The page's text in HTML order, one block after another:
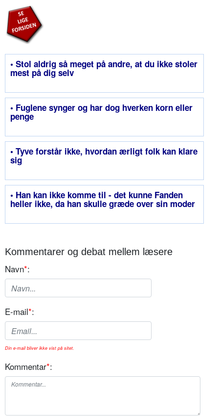
• Stol aldrig så meget på andre, at du ikke stoler
mest på dig selv
• Fuglene synger og har dog hverken korn eller
penge
• Tyve forstår ikke, hvordan ærligt folk kan klare
sig
• Han kan ikke komme til - det kunne Fanden
heller ikke, da han skulle græde over sin moder
Kommentarer og debat mellem læsere
Navn*:
E-mail*:
Din e-mail bliver ikke vist på sitet.
Kommentar*: